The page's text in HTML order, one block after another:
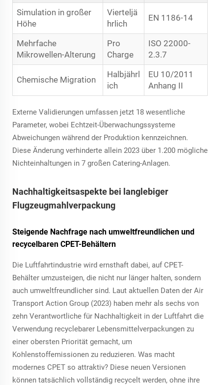
Simulation in großer
Höhe
Vierteljä
hrlich
EN 1186-14
Mehrfache
Mikrowellen-Alterung
Pro
Charge
ISO 22000-
2.3.7
Chemische Migration
Halbjährl
ich
EU 10/2011
Anhang II
Externe Validierungen umfassen jetzt 18 wesentliche
Parameter, wobei Echtzeit-Überwachungssysteme
Abweichungen während der Produktion kennzeichnen.
Diese Änderung verhinderte allein 2023 über 1.200 mögliche
Nichteinhaltungen in 7 großen Catering-Anlagen.
Nachhaltigkeitsaspekte bei langlebiger
Flugzeugmahlverpackung
Steigende Nachfrage nach umweltfreundlichen und
recycelbaren CPET-Behältern
Die Luftfahrtindustrie wird ernsthaft dabei, auf CPET-
Behälter umzusteigen, die nicht nur länger halten, sondern
auch umweltfreundlicher sind. Laut aktuellen Daten der Air
Transport Action Group (2023) haben mehr als sechs von
zehn Verantwortliche für Nachhaltigkeit in der Luftfahrt die
Verwendung recyclebarer Lebensmittelverpackungen zu
einer obersten Priorität gemacht, um
Kohlenstoffemissionen zu reduzieren. Was macht
modernes CPET so attraktiv? Diese neuen Versionen
können tatsächlich vollständig recycelt werden, ohne ihre